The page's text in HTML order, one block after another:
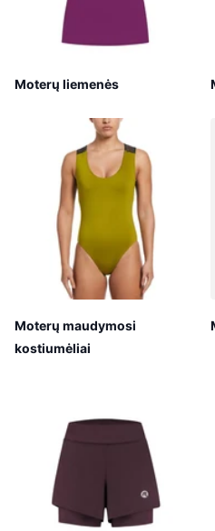
Moterų liemenės
Moterų maudymosi
kostiumėliai